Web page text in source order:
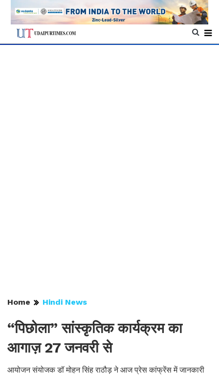
Home Hindi News
“पिछोला” सांस्कृतिक कार्यक्रम का
आगाज़ 27 जनवरी से
आयोजन संयोजक डॉ मोहन सिंह राठौड़ ने आज प्रेस कांफ्रेंस में जानकारी